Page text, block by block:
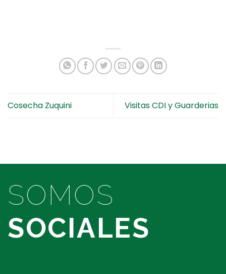
Cosecha Zuquini Visitas CDI y Guarderias
SOMOS
SOCIALES